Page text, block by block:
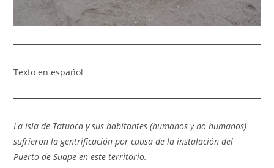
Texto en español
La isla de Tatuoca y sus habitantes (humanos y no humanos)
sufrieron la gentrificación por causa de la instalación del
Puerto de Suape en este territorio.